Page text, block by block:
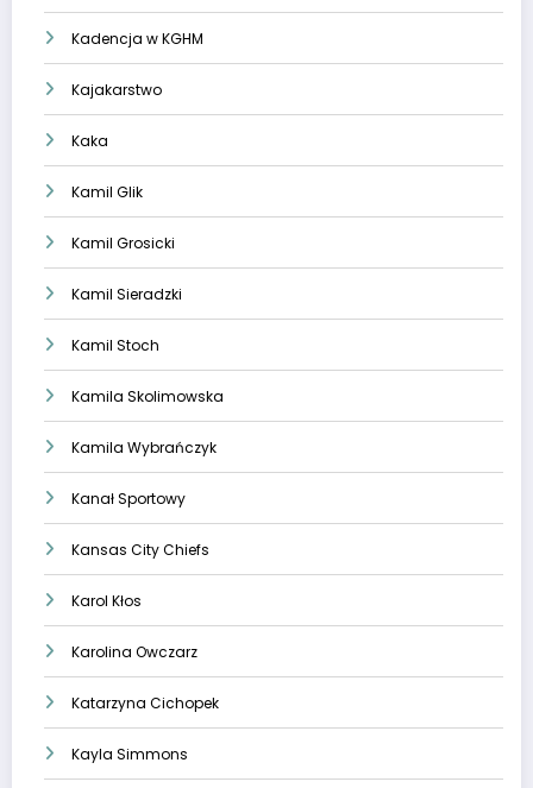
Kadencja w KGHM
Kajakarstwo
Kaka
Kamil Glik
Kamil Grosicki
Kamil Sieradzki
Kamil Stoch
Kamila Skolimowska
Kamila Wybrańczyk
Kanał Sportowy
Kansas City Chiefs
Karol Kłos
Karolina Owczarz
Katarzyna Cichopek
Kayla Simmons